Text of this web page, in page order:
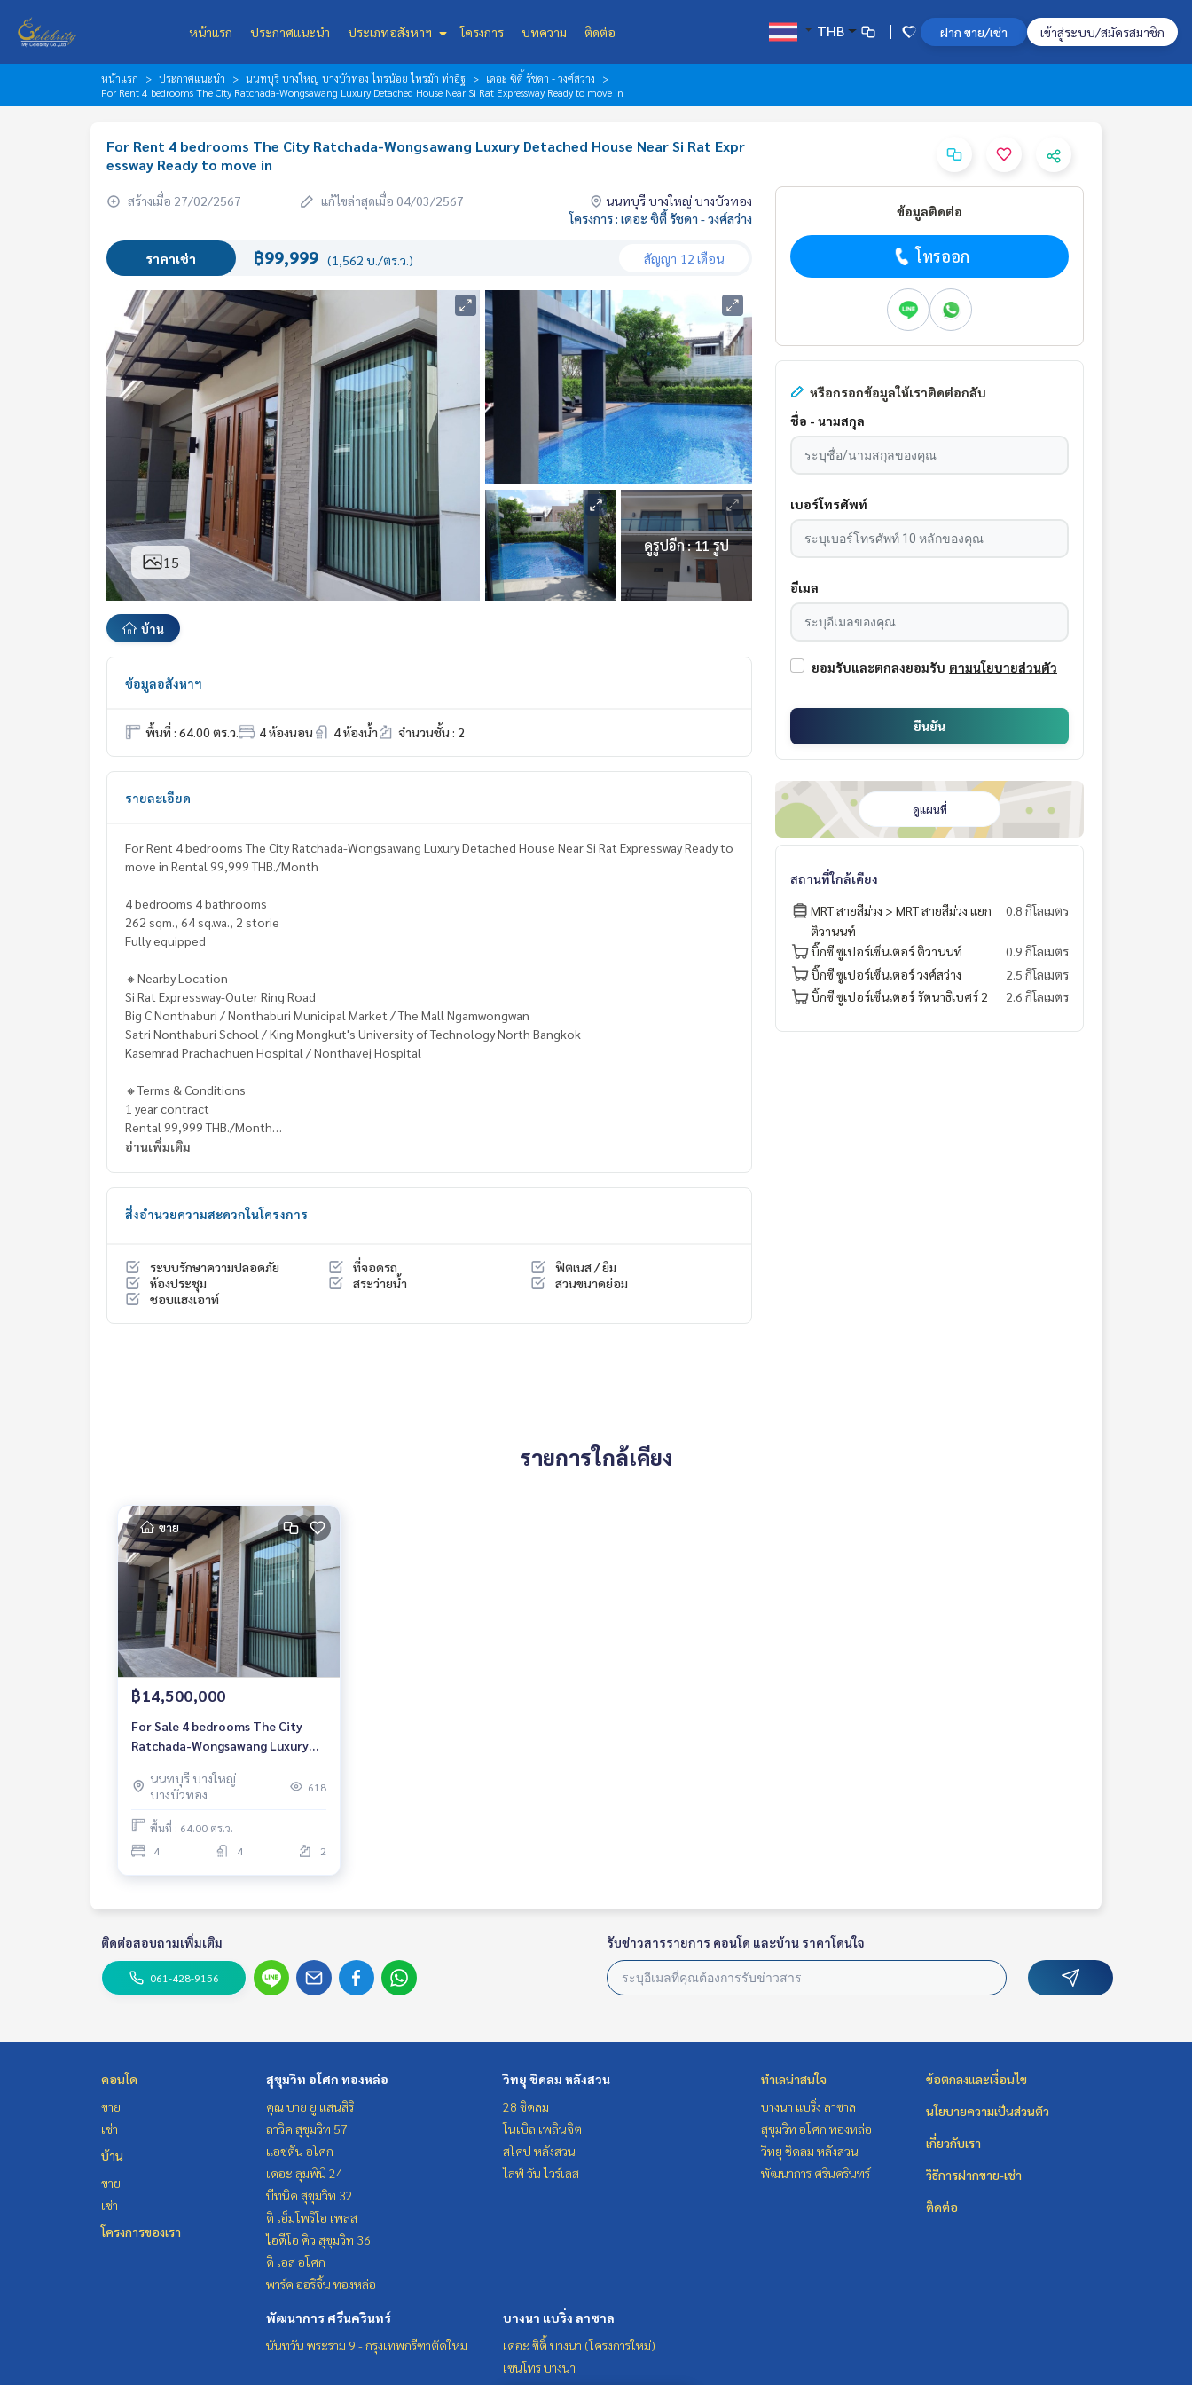
หน้าแรก ประกาศแนะนำ ประเภทอสังหาฯ โครงการ บทความ ติดต่อ THB ฝาก ขาย/เช่า เข้าสู่ระบบ/สมัครสมาชิก
หน้าแรก ประกาศแนะนำ นนทบุรี บางใหญ่ บางบัวทอง ไทรน้อย ไทรม้า ท่าอิฐ
เดอะ ซิตี้ รัชดา - วงศ์สว่าง
For Rent 4 bedrooms The City Ratchada-Wongsawang Luxury Detached House Near Si Rat Expressway Ready to move in
For Rent 4 bedrooms The City Ratchada-Wongsawang Luxury Detached House Near Si Rat Expr
essway Ready to move in
สร้างเมื่อ 27/02/2567 แก้ไขล่าสุดเมื่อ 04/03/2567
นนทบุรี บางใหญ่ บางบัวทอง
โครงการ : เดอะ ซิตี้ รัชดา - วงศ์สว่าง
ราคาเช่า ฿99,999 (1,562 บ./ตร.ว.) สัญญา 12 เดือน
15
ดูรูปอีก : 11 รูป
บ้าน
ข้อมูลอสังหาฯ
พื้นที่ : 64.00 ตร.ว. 4 ห้องนอน 4 ห้องน้ำ จำนวนชั้น : 2
รายละเอียด
For Rent 4 bedrooms The City Ratchada-Wongsawang Luxury Detached House Near Si Rat Expressway Ready to
move in Rental 99,999 THB./Month
4 bedrooms 4 bathrooms
262 sqm., 64 sq.wa., 2 storie
Fully equipped
🔸Nearby Location
Si Rat Expressway-Outer Ring Road
Big C Nonthaburi / Nonthaburi Municipal Market / The Mall Ngamwongwan
Satri Nonthaburi School / King Mongkut's University of Technology North Bangkok
Kasemrad Prachachuen Hospital / Nonthavej Hospital
🔸Terms & Conditions
1 year contract
Rental 99,999 THB./Month
2 months deposit
Khun Chanya: Tel.061-428-9156
My Celebrity Co., Ltd. Real Estate Agency, Service You Can Trust.
อ่านเพิ่มเติม
สิ่งอำนวยความสะดวกในโครงการ
ระบบรักษาความปลอดภัย ที่จอดรถ
ฟิตเนส / ยิม
ห้องประชุม
สระว่ายน้ำ
สวนขนาดย่อม
ชอบแฮงเอาท์
ข้อมูลติดต่อ
โทรออก
หรือกรอกข้อมูลให้เราติดต่อกลับ
ชื่อ - นามสกุล
เบอร์โทรศัพท์
อีเมล
ยอมรับและตกลงยอมรับ ตามนโยบายส่วนตัว
ยืนยัน
ดูแผนที่
สถานที่ใกล้เคียง
MRT สายสีม่วง > MRT สายสีม่วง แยก
ติวานนท์
0.8 กิโลเมตร
บิ๊กซี ซูเปอร์เซ็นเตอร์ ติวานนท์
0.9 กิโลเมตร
บิ๊กซี ซูเปอร์เซ็นเตอร์ วงศ์สว่าง
2.5 กิโลเมตร
บิ๊กซี ซูเปอร์เซ็นเตอร์ รัตนาธิเบศร์ 2
2.6 กิโลเมตร
รายการใกล้เคียง
ขาย
฿14,500,000
For Sale 4 bedrooms The City
Ratchada-Wongsawang Luxury
Near Si Rat Expressway Ready to
move in
นนทบุรี บางใหญ่
บางบัวทอง
618
พื้นที่ : 64.00 ตร.ว.
4
4 2
ติดต่อสอบถามเพิ่มเติม
061-428-9156
รับข่าวสารรายการ คอนโด และบ้าน ราคาโดนใจ
คอนโด
ขาย
เช่า
บ้าน
ขาย
เช่า
โครงการของเรา
สุขุมวิท อโศก ทองหล่อ
คุณ บาย ยู แสนสิริ
ลาวิค สุขุมวิท 57
แอชตัน อโศก
เดอะ ลุมพินี 24
บีทนิค สุขุมวิท 32
ดิ เอ็มโพริโอ เพลส
ไอดีโอ คิว สุขุมวิท 36
ดิ เอส อโศก
พาร์ค ออริจิ้น ทองหล่อ
วิทยุ ชิดลม หลังสวน
28 ชิดลม
โนเบิล เพลินจิต
สโคป หลังสวน
ไลฟ์ วัน ไวร์เลส
พัฒนาการ ศรีนครินทร์
นันทวัน พระราม 9 - กรุงเทพกรีฑาตัดใหม่
บางนา แบริ่ง ลาซาล
เดอะ ซิตี้ บางนา (โครงการใหม่)
เซนโทร บางนา
ทำเลน่าสนใจ
บางนา แบริ่ง ลาซาล
สุขุมวิท อโศก ทองหล่อ
วิทยุ ชิดลม หลังสวน
พัฒนาการ ศรีนครินทร์
ข้อตกลงและเงื่อนไข
นโยบายความเป็นส่วนตัว
เกี่ยวกับเรา
วิธีการฝากขาย-เช่า
ติดต่อ